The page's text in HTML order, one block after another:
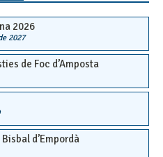
2026
2027
de Foc d’Amposta
d’Empordà